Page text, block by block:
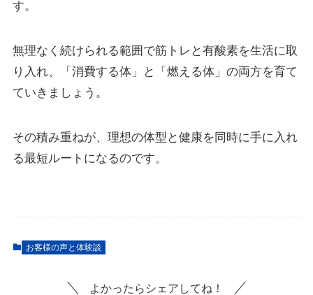
す。
無理なく続けられる範囲で筋トレと有酸素を生活に取
り入れ、「消費する体」と「燃える体」の両方を育て
ていきましょう。
その積み重ねが、理想の体型と健康を同時に手に入れ
る最短ルートになるのです。
お客様の声と体験談
よかったらシェアしてね！